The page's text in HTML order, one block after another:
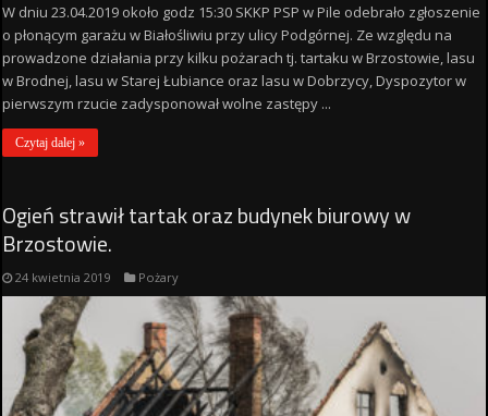
W dniu 23.04.2019 około godz 15:30 SKKP PSP w Pile odebrało zgłoszenie
o płonącym garażu w Białośliwiu przy ulicy Podgórnej. Ze względu na
prowadzone działania przy kilku pożarach tj. tartaku w Brzostowie, lasu
w Brodnej, lasu w Starej Łubiance oraz lasu w Dobrzycy, Dyspozytor w
pierwszym rzucie zadysponował wolne zastępy ...
Czytaj dalej »
Ogień strawił tartak oraz budynek biurowy w
Brzostowie.
24 kwietnia 2019 Pożary